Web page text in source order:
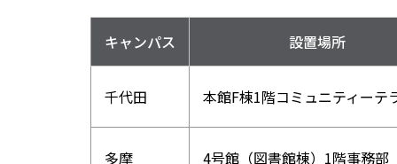
キャンパス 設置場所
千代田 本館F棟1階コミュニティーテ
多摩 4号館（図書館棟） 1階事務部